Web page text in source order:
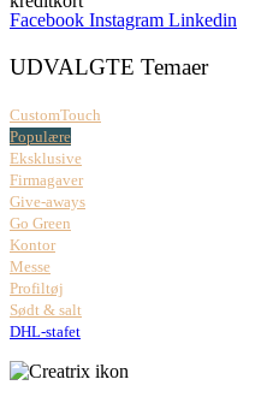
Facebook Instagram Linkedin
UDVALGTE Temaer
CustomTouch
Populære
Eksklusive
Firmagaver
Give-aways
Go Green
Kontor
Messe
Profiltøj
Sødt & salt
DHL-stafet